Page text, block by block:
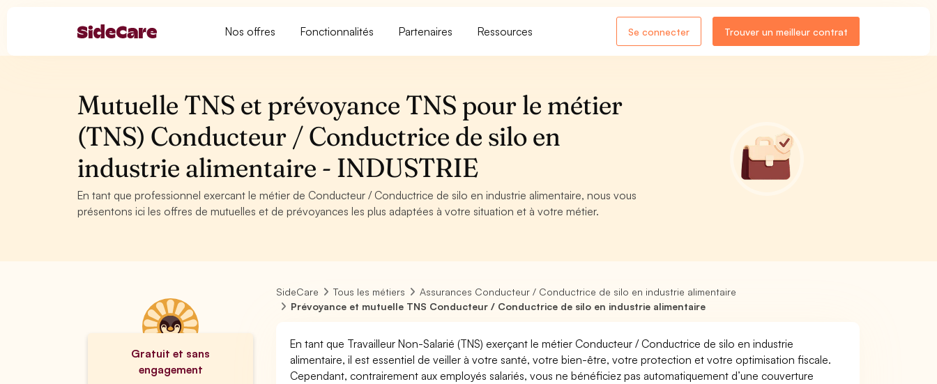
Nos offres Fonctionnalités Partenaires Ressources Se connecter Trouver un meilleur contrat
Mutuelle TNS et prévoyance TNS pour le métier
(TNS) Conducteur / Conductrice de silo en
industrie alimentaire - INDUSTRIE
En tant que professionnel exercant le métier de Conducteur / Conductrice de silo en industrie alimentaire, nous vous
présentons ici les offres de mutuelles et de prévoyances les plus adaptées à votre situation et à votre métier.
Gratuit et sans
engagement
SideCare Tous les métiers
Assurances Conducteur / Conductrice de silo en industrie alimentaire
Prévoyance et mutuelle TNS Conducteur / Conductrice de silo en industrie alimentaire
En tant que Travailleur Non-Salarié (TNS) exerçant le métier Conducteur / Conductrice de silo en industrie
alimentaire, il est essentiel de veiller à votre santé, votre bien-être, votre protection et votre optimisation fiscale.
Cependant, contrairement aux employés salariés, vous ne bénéficiez pas automatiquement d’une couverture